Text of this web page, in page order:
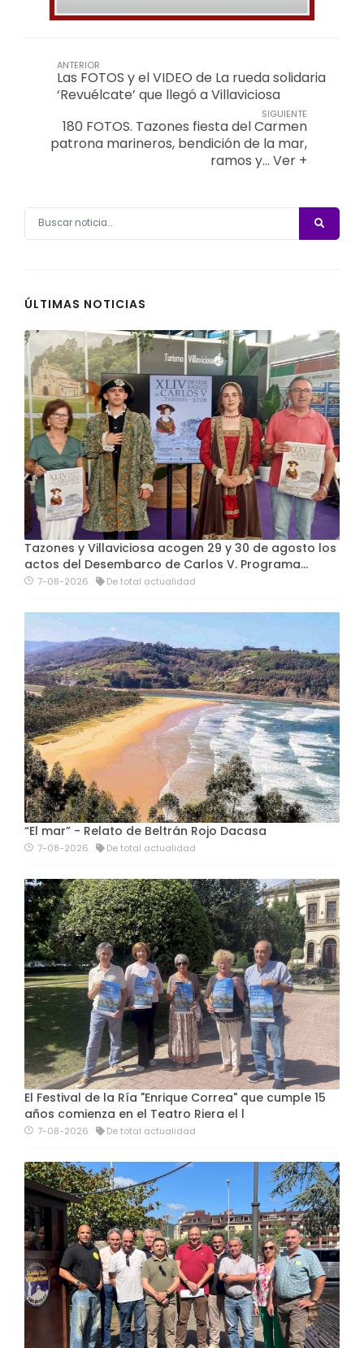
ANTERIOR
Las FOTOS y el VIDEO de La rueda solidaria
‘Revuélcate’ que llegó a Villaviciosa
SIGUIENTE
180 FOTOS. Tazones fiesta del Carmen
patrona marineros, bendición de la mar,
ramos y… Ver +
ÚLTIMAS NOTICIAS
Tazones y Villaviciosa acogen 29 y 30 de agosto los
actos del Desembarco de Carlos V. Programa…
7-08-2026 De total actualidad
“El mar” - Relato de Beltrán Rojo Dacasa
7-08-2026 De total actualidad
El Festival de la Ría "Enrique Correa" que cumple 15
años comienza en el Teatro Riera el l
7-08-2026 De total actualidad